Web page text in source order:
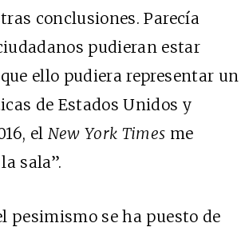
conclusiones. Parecía
pudieran estar
ello pudiera representar un
de Estados Unidos y
el New York Times me
sala”.
pesimismo se ha puesto de